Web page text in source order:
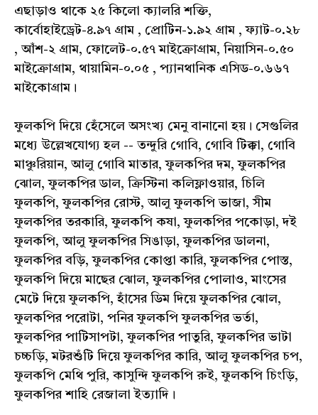
এছাড়াও থাকে ২৫ কিলো ক্যালরি শক্তি,
কার্বোহাইড্রেট-৪.৯৭ গ্রাম , প্রোটিন-১.৯২ গ্রাম , ফ্যাট-০.২৮
, আঁশ-২ গ্রাম, ফোলেট-০.৫৭ মাইক্রোগ্রাম, নিয়াসিন-০.৫০
মাইক্রোগ্রাম, থায়ামিন-০.০৫ , প্যানথানিক এসিড-০.৬৬৭
মাইকোগ্রাম।
ফুলকপি দিয়ে হেঁসেলে অসংখ্য মেনু বানানো হয়। সেগুলির
মধ্যে উল্লেখযোগ্য হল -- তন্দুরি গোবি, গোবি টিক্কা, গোবি
মাঞ্চুরিয়ান, আলু গোবি মাতার, ফুলকপির দম, ফুলকপির
ঝোল, ফুলকপির ডাল, ক্রিস্টিনা কলিফ্লাওয়ার, চিলি
ফুলকপি, ফুলকপির রোস্ট, আলু ফুলকপি ভাজা, সীম
ফুলকপির তরকারি, ফুলকপি কষা, ফুলকপির পকোড়া, দই
ফুলকপি, আলু ফুলকপির সিঙাড়া, ফুলকপির ডালনা,
ফুলকপির বড়ি, ফুলকপির কোপ্তা কারি, ফুলকপির পোস্ত,
ফুলকপি দিয়ে মাছের ঝোল, ফুলকপির পোলাও, মাংসের
মেটে দিয়ে ফুলকপি, হাঁসের ডিম দিয়ে ফুলকপির ঝোল,
ফুলকপির পরোটা, পনির ফুলকপি ফুলকপির ভর্তা,
ফুলকপির পাটিসাপটা, ফুলকপির পাতুরি, ফুলকপির ভাটা
চচ্চড়ি, মটরশুঁটি দিয়ে ফুলকপির কারি, আলু ফুলকপির চপ,
ফুলকপি মেথি পুরি, কাসুন্দি ফুলকপি রুই, ফুলকপি চিংড়ি,
ফুলকপির শাহি রেজালা ইত্যাদি।